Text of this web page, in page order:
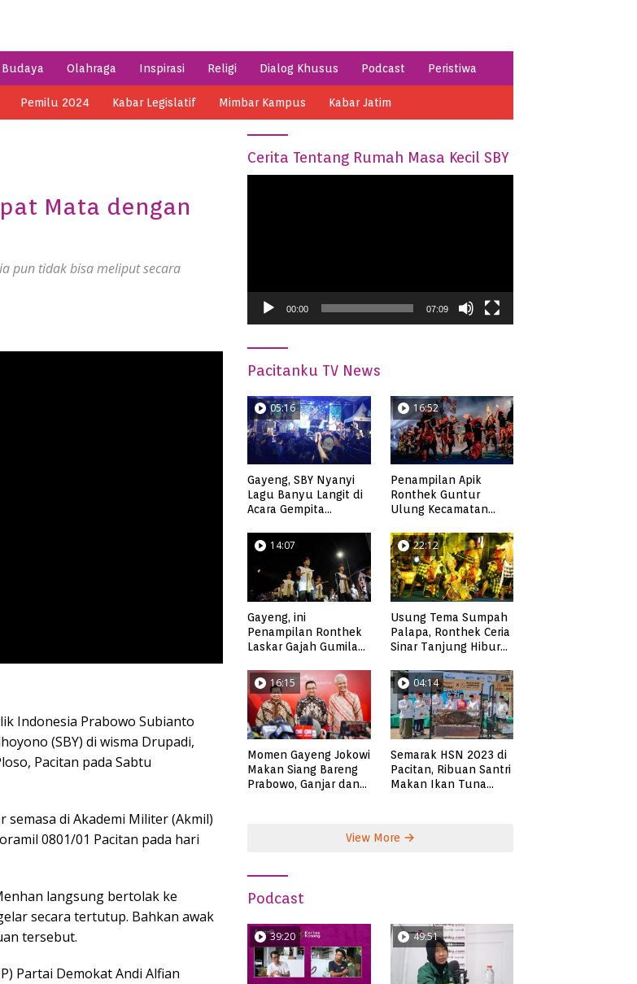
Budaya Olahraga Inspirasi Religi Dialog Khusus Podcast Peristiwa
Pemilu 2024 Kabar Legislatif Mimbar Kampus Kabar Jatim
Mata dengan
pun tidak bisa meliput secara
Indonesia Prabowo Subianto
(SBY) di wisma Drupadi,
Pacitan pada Sabtu
di Akademi Militer (Akmil)
0801/01 Pacitan pada hari
langsung bertolak ke
secara tertutup. Bahkan awak
tersebut.
Partai Demokat Andi Alfian
Cerita Tentang Rumah Masa Kecil SBY
00:00 07:09
Pacitanku TV News
05:16
Gayeng, SBY Nyanyi
Lagu Banyu Langit di
Acara Gempita
16:52
Penampilan Apik
Ronthek Guntur
Ulung Kecamatan
14:07
Gayeng, ini
Penampilan Ronthek
Laskar Gajah Gumilap
22:12
Usung Tema Sumpah
Palapa, Ronthek Ceria
Sinar Tanjung Hibur
FRP 2023
16:15
Momen Gayeng Jokowi
Makan Siang Bareng
Prabowo, Ganjar dan
04:14
Semarak HSN 2023 di
Pacitan, Ribuan Santri
Makan Ikan Tuna
View More
Podcast
39:20 49:51